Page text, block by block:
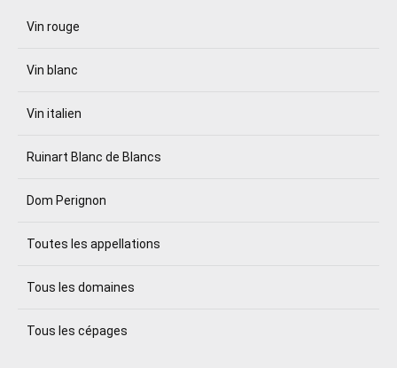
Vin rouge
Vin blanc
Vin italien
Ruinart Blanc de Blancs
Dom Perignon
Toutes les appellations
Tous les domaines
Tous les cépages